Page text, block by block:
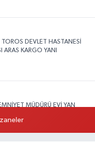
DEVLET HASTANESİ
KARGO YANI
MÜDÜRÜ EVİ YAN